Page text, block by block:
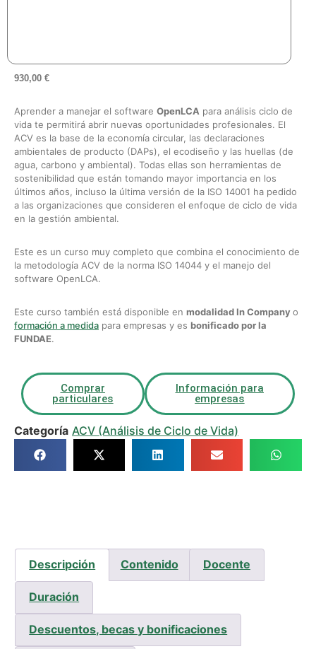
930,00 €
Aprender a manejar el software OpenLCA para análisis ciclo de
vida te permitirá abrir nuevas oportunidades profesionales. El
ACV es la base de la economía circular, las declaraciones
ambientales de producto (DAPs), el ecodiseño y las huellas (de
agua, carbono y ambiental). Todas ellas son herramientas de
sostenibilidad que están tomando mayor importancia en los
últimos años, incluso la última versión de la ISO 14001 ha pedido
a las organizaciones que consideren el enfoque de ciclo de vida
en la gestión ambiental.
Este es un curso muy completo que combina el conocimiento de
la metodología ACV de la norma ISO 14044 y el manejo del
software OpenLCA.
Este curso también está disponible en modalidad In Companyo
formación a medida para empresas y es bonificado por la
FUNDAE.
Comprar
particulares
Información para
empresas
Categoría ACV (Análisis de Ciclo de Vida)
Descripción Contenido Docente
Duración
Descuentos, becas y bonificaciones